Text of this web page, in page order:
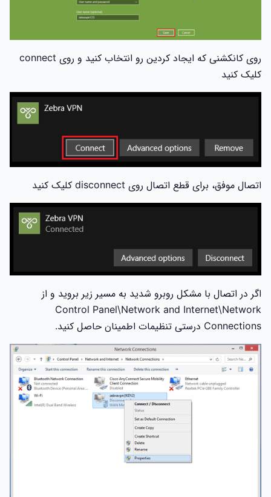
روی کانکشنی که ایجاد کردین رو انتخاب کنید و روی connect
کلیک کنید
اتصال موفق، برای قطع اتصال روی disconnect کلیک کنید
اگر در اتصال با مشکل روبرو شدید به مسیر زیر بروید و از
Control Panel\Network and Internet\Network
Connections درستی تنظیمات اطمینان حاصل کنید.